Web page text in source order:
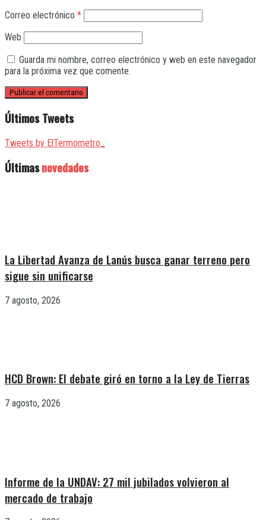
Correo electrónico *
Web
Guarda mi nombre, correo electrónico y web en este navegador
para la próxima vez que comente.
Últimos Tweets
Tweets by ElTermometro_
Últimasnovedades
La Libertad Avanza de Lanús busca ganar terreno pero
sigue sin unificarse
7 agosto, 2026
HCD Brown: El debate giró en torno a la Ley de Tierras
7 agosto, 2026
Informe de la UNDAV: 27 mil jubilados volvieron al
mercado de trabajo